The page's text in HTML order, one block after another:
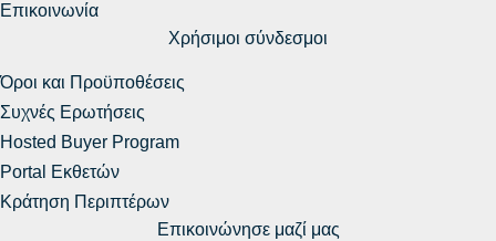
Επικοινωνία
Χρήσιμοι σύνδεσμοι
Όροι και Προϋποθέσεις
Συχνές Ερωτήσεις
Hosted Buyer Program
Portal Εκθετών
Κράτηση Περιπτέρων
Επικοινώνησε μαζί μας